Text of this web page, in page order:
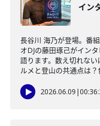
イン
長谷川 海乃が登場。番
オDJの藤田琢己がイン
語ります。数え切れな
ルメと登山の共通点は？
2026.06.09 |